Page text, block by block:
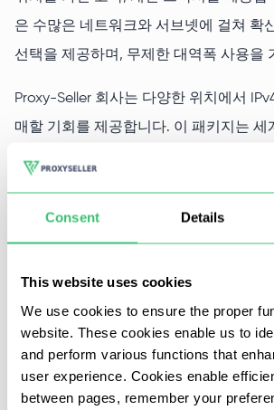
Consent Details
This website uses cookies
We use cookies to ensure the proper
website. These cookies enable us to
and perform various functions that
user experience. Cookies enable
between pages, remember your
남아프리카 ~ 1%
일본 ~3 %
은 수많은 네트워크와 서브넷에 걸쳐 확
선택을 제공하며, 무제한 대역폭 사용을
Proxy-Seller 회사는 다양한 위치에서
매할 기회를 제공합니다. 이 패키지는 세
위치를 가진 고속, 개인 프록시를 제공
선택을 제공하며, 무제한 대역폭 사용을
프록시 셀러의 비공개 MIX
점
당사의 서비스를 이용하면 전세계, 유럽,
와 같은 귀하의 필요에 맞는 적절한 프록